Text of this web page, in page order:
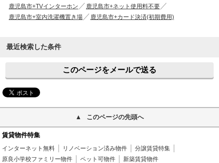
鹿児島市+TVインターホン
鹿児島市+ネット使用料不要
鹿児島市+室内洗濯機置き場
鹿児島市+カード決済(初期費用)
最近検索した条件
このページをメールで送る
このページの先頭へ
賃貸物件特集
インターネット無料 リノベーション済み物件
分譲賃貸特集
原良小学校ファミリー物件
ペット可物件 新築賃貸物件